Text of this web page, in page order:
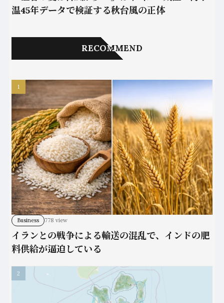
温45年データで検証する秋台風の正体
RECOMMEND
Business 778 view
イランとの戦争による輸送の混乱で、インドの肥
料供給が逼迫している